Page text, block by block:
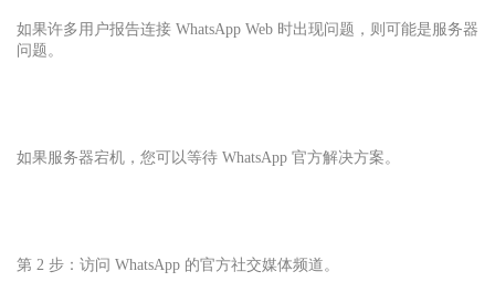
如果许多用户报告连接 WhatsApp Web 时出现问题，则可能是服务器
问题。
如果服务器宕机，您可以等待 WhatsApp 官方解决方案。
第 2 步：访问 WhatsApp 的官方社交媒体频道。